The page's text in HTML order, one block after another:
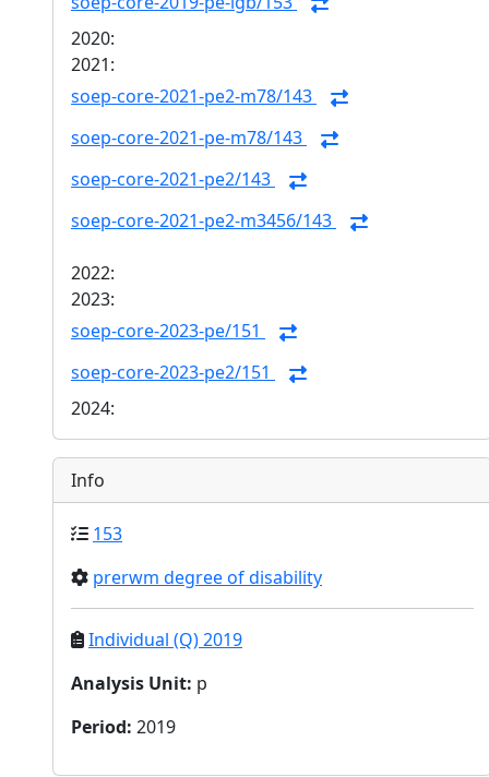
2020:
2021:
soep-core-2021-pe2-m78/143
soep-core-2021-pe-m78/143
soep-core-2021-pe2/143
soep-core-2021-pe2-m3456/143
2022:
2023:
soep-core-2023-pe/151
soep-core-2023-pe2/151
2024:
Info
153
prerwm degree of disability
Individual (Q) 2019
Analysis Unit: p
Period: 2019